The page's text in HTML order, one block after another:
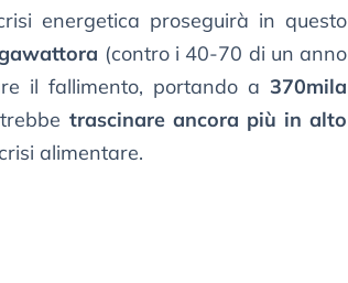
energetica proseguirà in questo
(contro i 40-70 di un anno
il fallimento, portando a370mila
trascinare ancora più in alto
alimentare.